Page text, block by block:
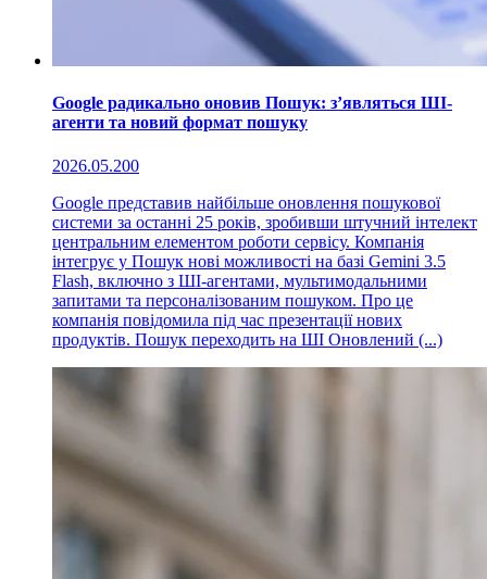
Google радикально оновив Пошук: з’являться ШІ-
агенти та новий формат пошуку
2026.05.200
Google представив найбільше оновлення пошукової
системи за останні 25 років, зробивши штучний інтелект
центральним елементом роботи сервісу. Компанія
інтегрує у Пошук нові можливості на базі Gemini 3.5
Flash, включно з ШІ-агентами, мультимодальними
запитами та персоналізованим пошуком. Про це
компанія повідомила під час презентації нових
продуктів. Пошук переходить на ШІ Оновлений (...)